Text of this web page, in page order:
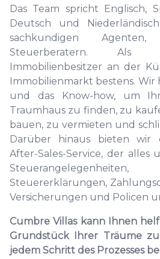
Das Team spricht Englisch,
Deutsch und
sachkundigen
Steuerberatern. Als
Immobilienbesitzer an der
Immobilienmarkt bestens. Wir
und das Know-how, um
Traumhaus zu finden, zu
bauen, zu vermieten und
Darüber hinaus bieten wir
After-Sales-Service, der alles
Steuererklärungen,
Versicherungen und Policen
Cumbre Villas kann Ihnen
Grundstück Ihrer Träume
jedem Schritt des Prozesses